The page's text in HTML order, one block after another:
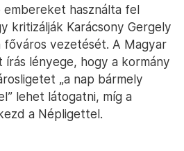
használta fel
kritizálják Karácsony Gergely
vezetését. A Magyar
lényege, hogy a kormány
„a nap bármely
lehet látogatni, míg a
a Népligettel.